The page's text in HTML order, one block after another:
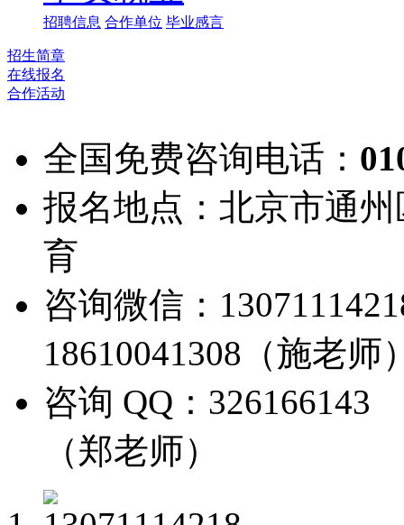
招聘信息 合作单位 毕业感言
招生简章
在线报名
合作活动
全国免费咨询电话：
报名地点：北京市通
育
咨询微信：
18610041308（施老师
咨询 QQ：
（郑老师）